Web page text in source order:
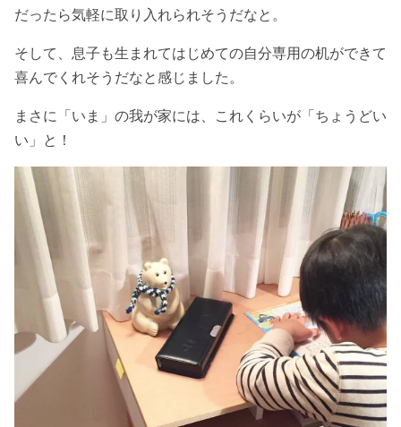
だったら気軽に取り入れられそうだなと。
そして、息子も生まれてはじめての自分専用の机ができて
喜んでくれそうだなと感じました。
まさに「いま」の我が家には、これくらいが「ちょうどい
い」と！